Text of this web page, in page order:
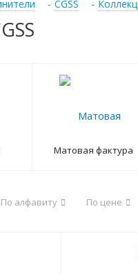
- CGSS -
Матовая фактура
По алфавиту По цене